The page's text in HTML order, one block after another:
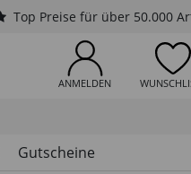
Top Preise für über 50.000
ANMELDEN
STARTEN
Gutscheine